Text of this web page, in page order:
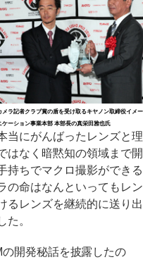
メラ記者クラブ賞の盾を受け取るキヤノン取締役イメ
ケーション事業本部 本部長の真栄田雅也氏
にがんばったレンズと理
はなく暗黙知の領域まで開
持ちでマクロ撮影ができる
の命はなんといってもレン
るレンズを継続的に送り出
た。
開発秘話を披露したの